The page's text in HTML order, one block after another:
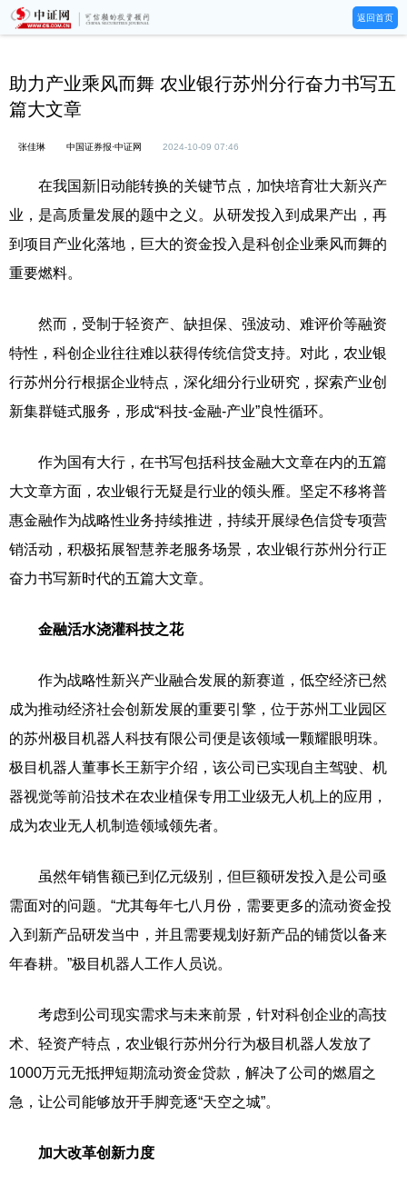
返回首页
助力产业乘风而舞 农业银行苏州分行奋力书写五
篇大文章
张佳琳 中国证券报·中证网 2024-10-09 07:46
在我国新旧动能转换的关键节点，加快培育壮大新兴产
业，是高质量发展的题中之义。从研发投入到成果产出，再
到项目产业化落地，巨大的资金投入是科创企业乘风而舞的
重要燃料。
然而，受制于轻资产、缺担保、强波动、难评价等融资
特性，科创企业往往难以获得传统信贷支持。对此，农业银
行苏州分行根据企业特点，深化细分行业研究，探索产业创
新集群链式服务，形成“科技-金融-产业”良性循环。
作为国有大行，在书写包括科技金融大文章在内的五篇
大文章方面，农业银行无疑是行业的领头雁。坚定不移将普
惠金融作为战略性业务持续推进，持续开展绿色信贷专项营
销活动，积极拓展智慧养老服务场景，农业银行苏州分行正
奋力书写新时代的五篇大文章。
金融活水浇灌科技之花
作为战略性新兴产业融合发展的新赛道，低空经济已然
成为推动经济社会创新发展的重要引擎，位于苏州工业园区
的苏州极目机器人科技有限公司便是该领域一颗耀眼明珠。
极目机器人董事长王新宇介绍，该公司已实现自主驾驶、机
器视觉等前沿技术在农业植保专用工业级无人机上的应用，
成为农业无人机制造领域领先者。
虽然年销售额已到亿元级别，但巨额研发投入是公司亟
需面对的问题。“尤其每年七八月份，需要更多的流动资金投
入到新产品研发当中，并且需要规划好新产品的铺货以备来
年春耕。”极目机器人工作人员说。
考虑到公司现实需求与未来前景，针对科创企业的高技
术、轻资产特点，农业银行苏州分行为极目机器人发放了
1000万元无抵押短期流动资金贷款，解决了公司的燃眉之
急，让公司能够放开手脚竞逐“天空之城”。
加大改革创新力度